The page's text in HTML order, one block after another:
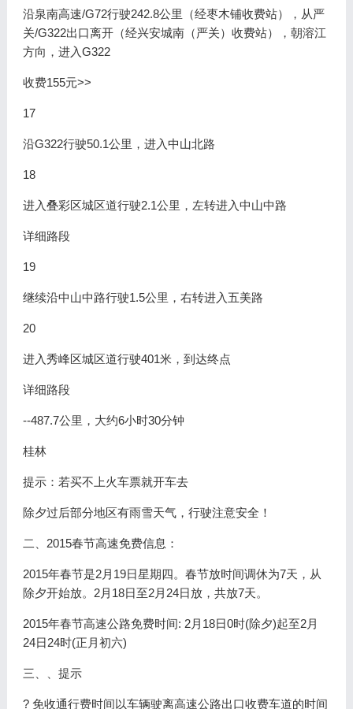
沿泉南高速/G72行驶242.8公里（经枣木铺收费站），从严
关/G322出口离开（经兴安城南（严关）收费站），朝溶江
方向，进入G322
收费155元>>
17
沿G322行驶50.1公里，进入中山北路
18
进入叠彩区城区道行驶2.1公里，左转进入中山中路
详细路段
19
继续沿中山中路行驶1.5公里，右转进入五美路
20
进入秀峰区城区道行驶401米，到达终点
详细路段
--487.7公里，大约6小时30分钟
桂林
提示：若买不上火车票就开车去
除夕过后部分地区有雨雪天气，行驶注意安全！
二、2015春节高速免费信息：
2015年春节是2月19日星期四。春节放时间调休为7天，从
除夕开始放。2月18日至2月24日放，共放7天。
2015年春节高速公路免费时间: 2月18日0时(除夕)起至2月
24日24时(正月初六)
三、、提示
? 免收通行费时间以车辆驶离高速公路出口收费车道的时间